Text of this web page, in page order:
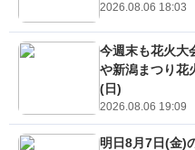
2026.08.06 18:03
今週末も花火
や新潟まつり
(日)
2026.08.06 19:09
明日8月7日(金)